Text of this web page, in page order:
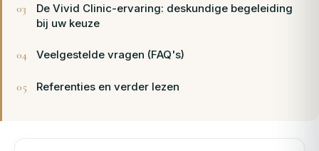
De Vivid Clinic-ervaring: deskundige begeleiding
bij uw keuze
Veelgestelde vragen (FAQ's)
Referenties en verder lezen